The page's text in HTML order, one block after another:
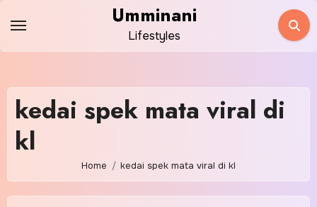
content
Umminani
Lifestyles
kedai spek mata viral di
kl
Home kedai spek mata viral di kl